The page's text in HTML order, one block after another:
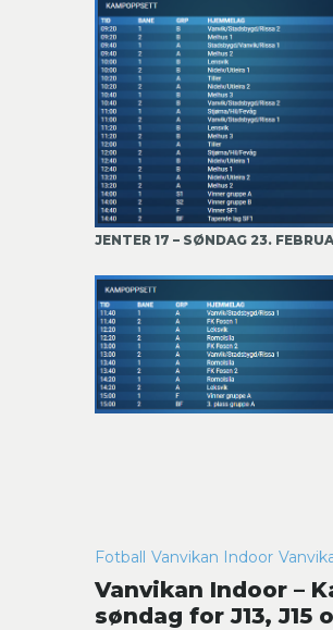
JENTER 17 – SØNDAG 23.
Fotball Vanvikan Indoor
Vanvikan Indoor –
søndag for J13, J15